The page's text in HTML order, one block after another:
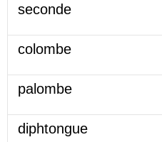
seconde
colombe
palombe
diphtongue